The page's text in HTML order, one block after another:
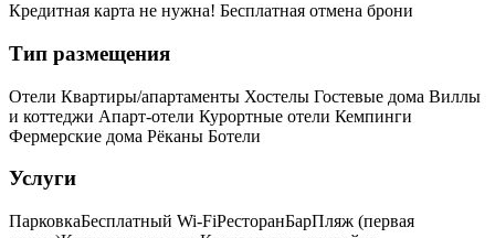
Кредитная карта не нужна! Бесплатная отмена брони
Тип размещения
Отели Квартиры/апартаменты Хостелы Гостевые дома Виллы
и коттеджи Апарт-отели Курортные отели Кемпинги
Фермерские дома Рёканы Ботели
Услуги
ПарковкаБесплатный Wi-FiРесторанБарПляж (первая